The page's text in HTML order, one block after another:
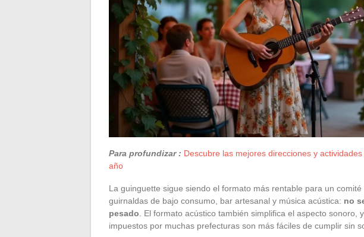
Para profundizar : Descubre las mejores direcciones y
año
La guinguette sigue siendo el formato más rentable para un
guirnaldas de bajo consumo, bar artesanal y música acústica: no
pesado. El formato acústico también simplifica el aspecto sonoro,
impuestos por muchas prefecturas son más fáciles de cumplir sin